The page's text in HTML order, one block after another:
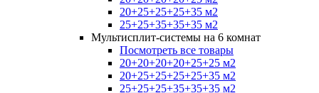
20+25+25+25+35 м2
25+25+35+35+35 м2
Мультисплит-системы на 6 комнат
Посмотреть все товары
20+20+20+20+25+25 м2
20+25+25+25+25+35 м2
25+25+25+35+35+35 м2